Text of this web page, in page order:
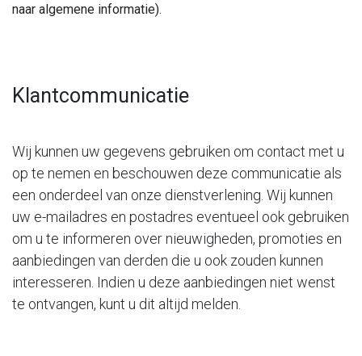
naar algemene informatie).
Klantcommunicatie
Wij kunnen uw gegevens gebruiken om contact met u
op te nemen en beschouwen deze communicatie als
een onderdeel van onze dienstverlening. Wij kunnen
uw e-mailadres en postadres eventueel ook gebruiken
om u te informeren over nieuwigheden, promoties en
aanbiedingen van derden die u ook zouden kunnen
interesseren. Indien u deze aanbiedingen niet wenst
te ontvangen, kunt u dit altijd melden.